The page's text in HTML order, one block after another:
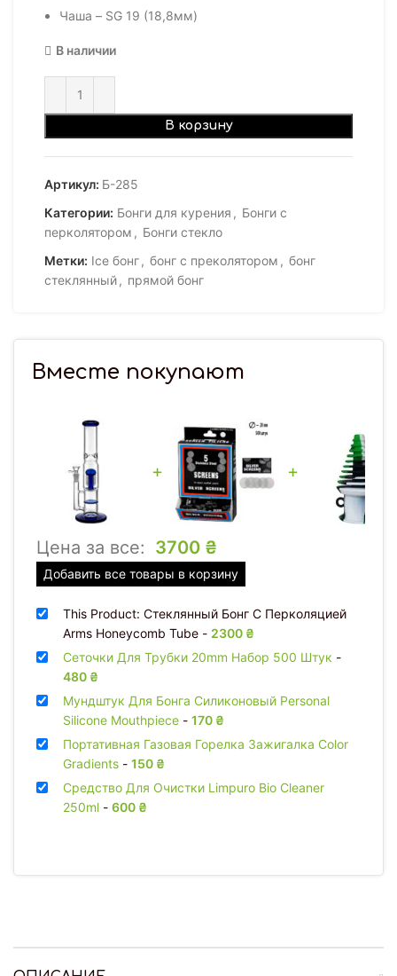
Чаша – SG 19 (18,8мм)
В наличии
В корзину
Артикул: Б-285
Категории: Бонги для курения , Бонги с
перколятором , Бонги стекло
Метки: Ice бонг, бонг с преколятором , бонг
стеклянный, прямой бонг
Вместе покупают
+ +
Цена за все: 3700 ₴
Добавить все товары в корзину
This Product: Стеклянный Бонг С Перколяцией
Arms Honeycomb Tube - 2300 ₴
Сеточки Для Трубки 20mm Набор 500 Штук -
480 ₴
Мундштук Для Бонга Силиконовый Personal
Silicone Mouthpiece - 170 ₴
Портативная Газовая Горелка Зажигалка Color
Gradients - 150 ₴
Средство Для Очистки Limpuro Bio Cleaner
250ml - 600 ₴